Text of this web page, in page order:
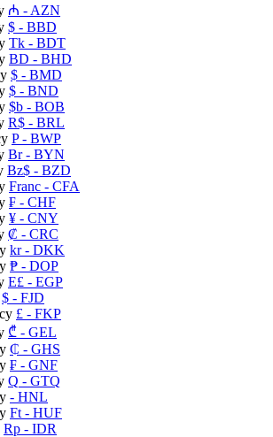
₼ - AZN
$ - BBD
Tk - BDT
BD - BHD
$ - BMD
$ - BND
$b - BOB
R$ - BRL
P- BWP
Br- BYN
Bz$ - BZD
Franc - CFA
₣ - CHF
¥ - CNY
₡ - CRC
kr- DKK
₱ - DOP
E£ - EGP
$ - FJD
£ - FKP
₾ - GEL
₵ - GHS
₣ - GNF
Q - GTQ
- HNL
Ft - HUF
Rp - IDR